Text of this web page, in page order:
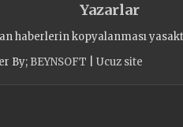
Yazarlar
haberlerin kopyalanması
By; BEYNSOFT Ucuz site